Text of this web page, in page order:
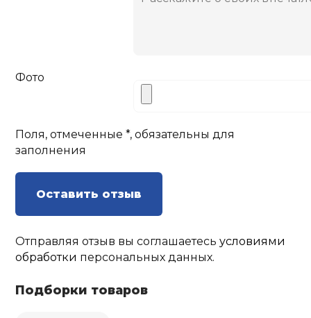
Фото
Поля, отмеченные *, обязательны для
заполнения
Оставить отзыв
Отправляя отзыв вы соглашаетесьусловиями
обработки персональных данных.
Подборки товаров